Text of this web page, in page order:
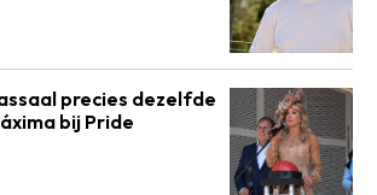
precies dezelfde
bij Pride